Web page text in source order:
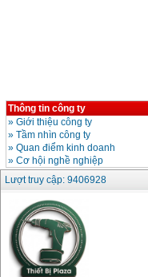
Thông tin công ty
» Giới thiệu công ty
» Tầm nhìn công ty
» Quan điểm kinh doanh
» Cơ hội nghề nghiệp
Lượt truy cập: 9406928